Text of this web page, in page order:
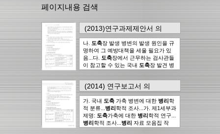
페이지내용 검색
(2013)연구과제제안서 의
128page에서.. 24건
나. 도축장 발생 병변의 발생 원인을 규
명하여 그 예방대책을 세울 필요가 있
음...다.
도축장에서 근무하는 검사관들
이 참고할 수 있는 국내 도축장 발견 병
병변 분류...- 국내 발생 병변에 대한도
축 병리자료...-도축가축 장기별 병변
분류...가. 제1세부과제명 :
도축가축에
대한병리학적 연구...다.도축 병리자
료 모음집 발간...나. 국내도축가축 병
변의 발생 원인 구명...가. 국내도축가
축 병변에 대한병리 학적 분류...라. 현
(2014) 연구보고서 의
227page에서.. 23건
가. 국내 도축 가축 병변에 대한 병리학
적 분류... 병리학적 조사...가. 제1세부과
제명: 도축가축에 대한 병리학적 연구...
병리학적 조사... 병리 자료 모음집 작